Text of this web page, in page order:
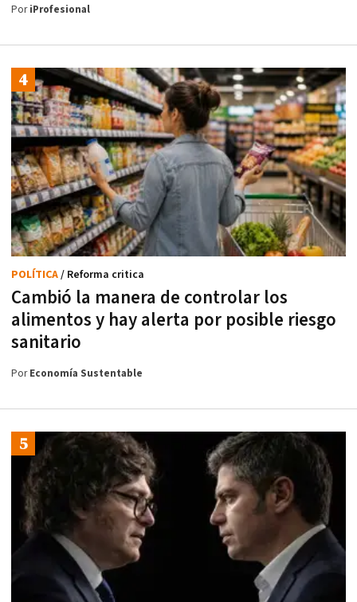
PoriProfesional
Cambió la manera de controlar los
alimentos y hay alerta por posible riesgo
sanitario
POLÍTICA/ Reforma critica
PorEconomía Sustentable